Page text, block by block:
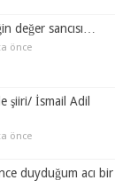
değer sancısı…
önce
şiiri/ İsmail Adil
önce
duyduğum acı bir